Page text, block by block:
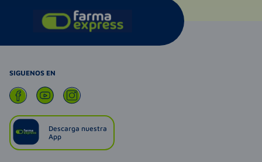
SIGUENOS EN
Descarga nuestra
App